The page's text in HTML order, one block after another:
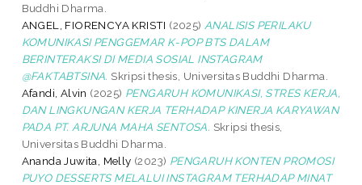
Buddhi Dharma.
ANGEL, FIORENCYA KRISTI (2025) ANALISIS PERILAKU
KOMUNIKASI PENGGEMAR K-POP BTS DALAM
BERINTERAKSI DI MEDIA SOSIAL INSTAGRAM
@FAKTABTSINA. Skripsi thesis, Universitas Buddhi Dharma.
Afandi, Alvin (2025) PENGARUH KOMUNIKASI, STRES KERJA,
DAN LINGKUNGAN KERJA TERHADAP KINERJA KARYAWAN
PADA PT. ARJUNA MAHA SENTOSA. Skripsi thesis,
Universitas Buddhi Dharma.
Ananda Juwita, Melly (2023) PENGARUH KONTEN PROMOSI
PUYO DESSERTS MELALUI INSTAGRAM TERHADAP MINAT